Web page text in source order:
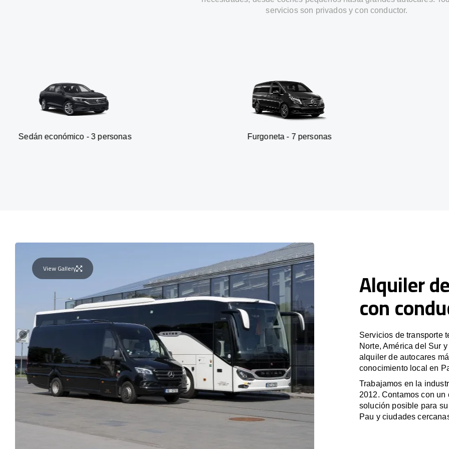
servicios son privados y con conductor.
- 3 personas Furgoneta - 7 personas SUV -
View Gallery Alquiler
con
Servicios de transporte
Norte, América del Sur
alquiler de autocares
conocimiento local en
Trabajamos en la
2012. Contamos con
solución posible para
Pau y ciudades